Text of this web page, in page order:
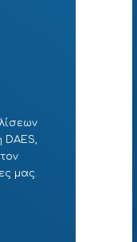
μας.